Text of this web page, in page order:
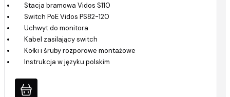
Stacja bramowa Vidos S110
Switch PoE Vidos PS82-120
Uchwyt do monitora
Kabel zasilający switch
Kołki i śruby rozporowe montażowe
Instrukcja w języku polskim